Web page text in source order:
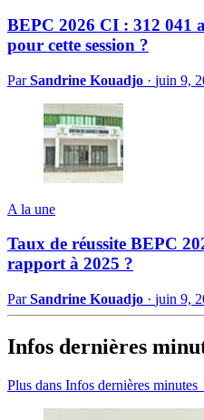
BEPC 2026 CI : 312 041
pour cette session ?
ParSandrine Kouadjo · juin 9,
A la une
Taux de réussite BEPC
rapport à 2025 ?
ParSandrine Kouadjo · juin 9,
Infos dernières
Plus dans Infos dernières